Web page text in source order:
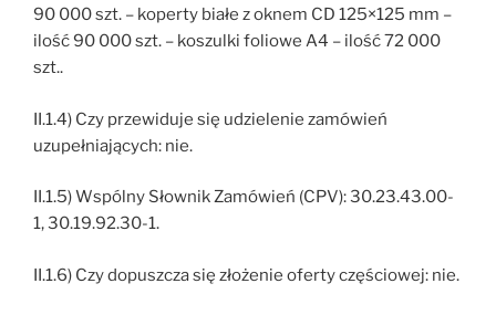
90 000 szt. – koperty białe z oknem CD 125×125 mm –
ilość 90 000 szt. – koszulki foliowe A4 – ilość 72 000
szt..
II.1.4) Czy przewiduje się udzielenie zamówień
uzupełniających: nie.
II.1.5) Wspólny Słownik Zamówień (CPV): 30.23.43.00-
1, 30.19.92.30-1.
II.1.6) Czy dopuszcza się złożenie oferty częściowej: nie.